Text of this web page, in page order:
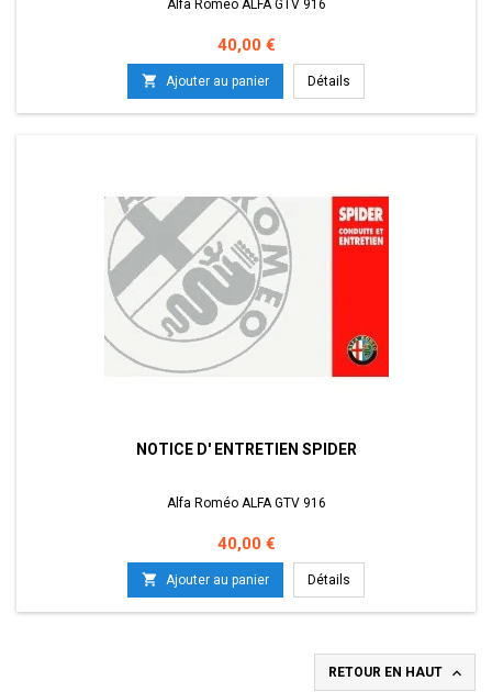
Alfa Roméo ALFA GTV 916
Prix
40,00 €
 Ajouter au panier Détails
NOTICE D' ENTRETIEN SPIDER
Alfa Roméo ALFA GTV 916
Prix
40,00 €
 Ajouter au panier Détails
RETOUR EN HAUT 